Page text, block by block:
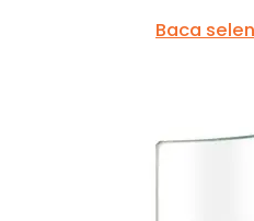
Baca